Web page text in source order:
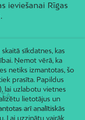
ieviešanai Rīgas
savā e-pastā!
sīkdatnes, kas
Ņemot vērā, ka
netiks izmantotas, šo
prasīta. Papildus
lai uzlabotu vietnes
lietotājus un
arī analītiskās
Lai uzzinātu vairāk